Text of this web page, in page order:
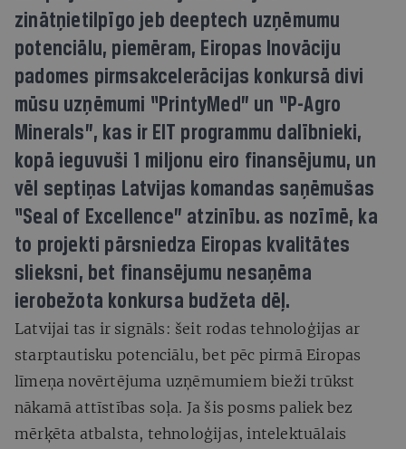
zinātņietilpīgo jeb deeptech uzņēmumu
potenciālu, piemēram, Eiropas Inovāciju
padomes pirmsakcelerācijas konkursā divi
mūsu uzņēmumi “PrintyMed” un “P-Agro
Minerals”, kas ir EIT programmu dalībnieki,
kopā ieguvuši 1 miljonu eiro finansējumu, un
vēl septiņas Latvijas komandas saņēmušas
“Seal of Excellence” atzinību. as nozīmē, ka
to projekti pārsniedza Eiropas kvalitātes
slieksni, bet finansējumu nesaņēma
ierobežota konkursa budžeta dēļ.
Latvijai tas ir signāls: šeit rodas tehnoloģijas ar
starptautisku potenciālu, bet pēc pirmā Eiropas
līmeņa novērtējuma uzņēmumiem bieži trūkst
nākamā attīstības soļa. Ja šis posms paliek bez
mērķēta atbalsta, tehnoloģijas, intelektuālais